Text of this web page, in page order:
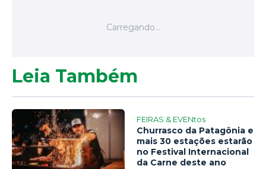
Leia Também
FEIRAS & EVENtos
Churrasco da Patagônia e
mais 30 estações estarão
no Festival Internacional
da Carne deste ano